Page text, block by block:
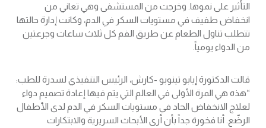
التأثير على نموها. وخرجت من المستشفى وهي تعاني من
انخفاض طفيف في مستويات السكر في الدم، وكانت إدارة حالتها
تتطلب تناول الطعام عن طريق الفم كل ثلاث ساعات وجرعتين
من الدواء يومياً.
قالت الدكتورة إيابو تينوبو -كارش، الرئيس التنفيذي لسدرة للطب:
“هذه هي المرة الأولى في العالم التي يتم فيها إعادة تصميم دواء
لعلاج الانخفاض الحاد في مستويات السكر في الدم لدى الأطفال
الرضّع. أنا فخورة جداً بأن أرى الأبحاث السريرية والابتكارات